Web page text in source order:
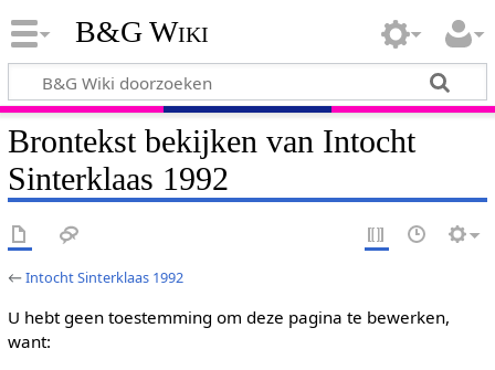
B&G Wiki
Brontekst bekijken van Intocht
Sinterklaas 1992
←Intocht Sinterklaas 1992
U hebt geen toestemming om deze pagina te bewerken,
want: